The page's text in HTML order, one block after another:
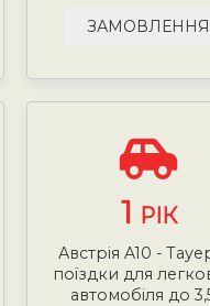
ЗАМОВЛЕННЯ
1 РІК
Австрія A10 -
поїздки для
автомобіля до